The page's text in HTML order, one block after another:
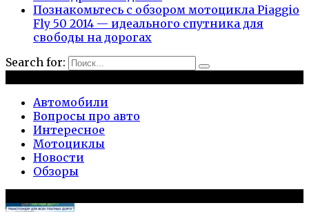
Познакомьтесь с обзором мотоцикла Piaggio
Fly 50 2014 — идеального спутника для
свободы на дорогах
Search for:
Автомобили
Вопросы про авто
Интересное
Мотоциклы
Новости
Обзоры